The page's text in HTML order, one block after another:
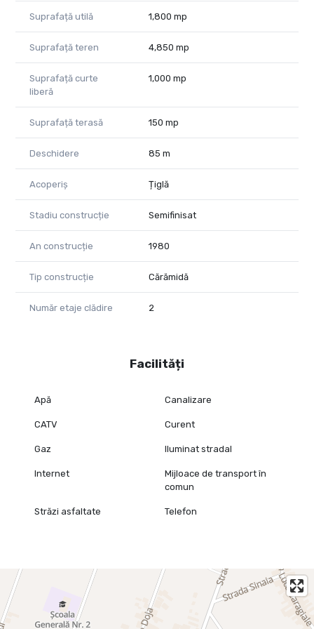
Pentru detalii suplimentare și programarea unei vizionări, vă
stăm la dispoziție.
Dumitrita Jacot - Consultant imobiliar PropertyLAB
Telefon: 0790 474 979
E-mail: Dumitrita.jacot@propertylab.ro
Tel: 0730 650 235
E-mail: tudor.trasca@propertylab.ro
Cod Proprietate 1164073
Suprafață utilă 1,800 mp
Suprafață teren 4,850 mp
Suprafață curte
liberă
1,000 mp
Suprafață terasă 150 mp
Deschidere 85 m
Acoperiș Țiglă
Stadiu construcție Semifinisat
An construcție 1980
Tip construcție Cărămidă
Număr etaje clădire 2
Facilități
Apă Canalizare
CATV Curent
Gaz Iluminat stradal
Internet
Mijloace de transport în
comun
Străzi asfaltate Telefon